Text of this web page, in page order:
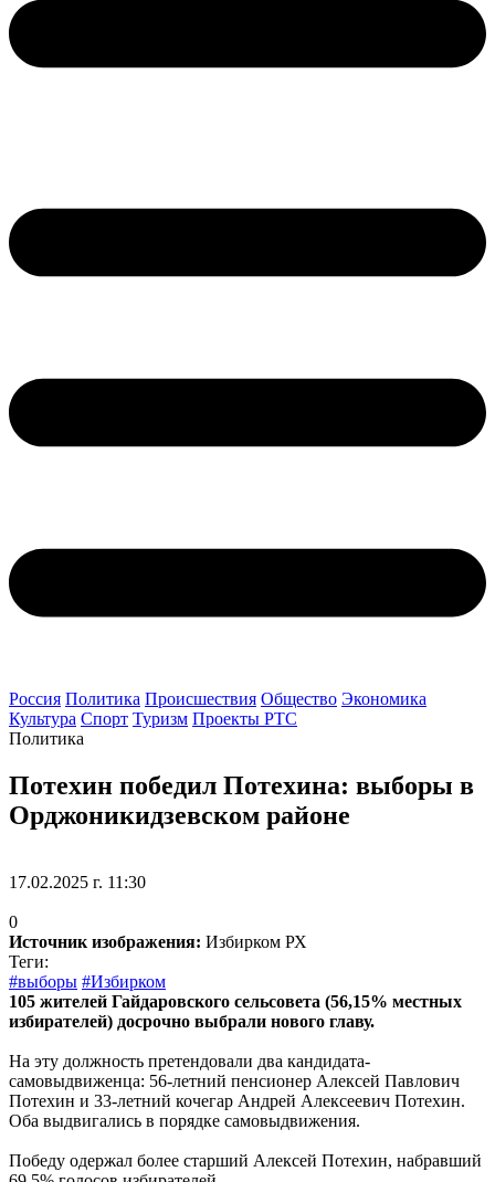
Россия Политика Происшествия Общество Экономика
Культура Спорт Туризм Проекты РТС
Политика
Потехин победил Потехина: выборы в
Орджоникидзевском районе
17.02.2025 г. 11:30
0
Источник изображения: Избирком РХ
Теги:
#выборы #Избирком
105 жителей Гайдаровского сельсовета (56,15% местных
избирателей) досрочно выбрали нового главу.
На эту должность претендовали два кандидата-
самовыдвиженца: 56-летний пенсионер Алексей Павлович
Потехин и 33-летний кочегар Андрей Алексеевич Потехин.
Оба выдвигались в порядке самовыдвижения.
Победу одержал более старший Алексей Потехин, набравший